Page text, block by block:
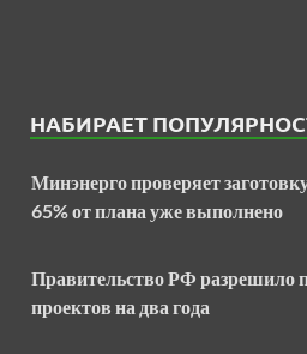
НАБИРАЕТ
Минэнерго проверяет
65% от плана уже выполнено
Правительство РФ разрешило
проектов на два года